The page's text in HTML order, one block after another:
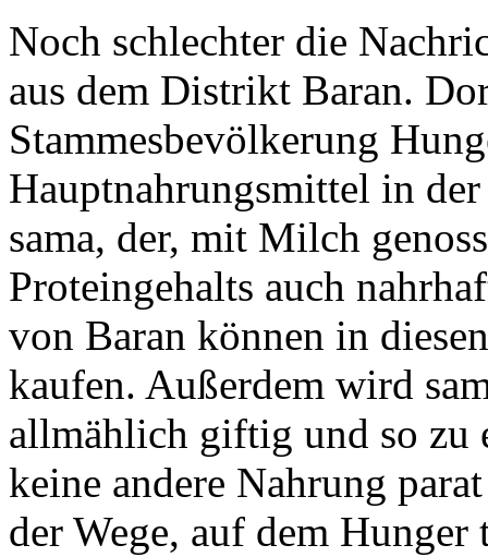
Noch schlechter die
aus dem Distrikt Baran.
Stammesbevölkerung
Hauptnahrungsmittel in
sama, der, mit Milch
Proteingehalts auch
von Baran können in
kaufen. Außerdem wird
allmählich giftig und so zu
keine andere Nahrung
der Wege, auf dem